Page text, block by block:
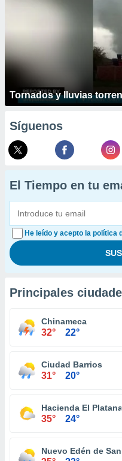
Tornados y lluvias
Síguenos
El Tiempo en tu
He leído y acepto la política
Principales
Chinameca
32° 22°
Ciudad Barrios
31° 20°
Hacienda El Platanar
35° 24°
Nuevo Edén de San